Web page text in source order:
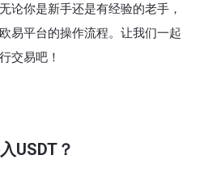
论你是新手还是有经验的老手，
易平台的操作流程。让我们一起
交易吧！
USDT？